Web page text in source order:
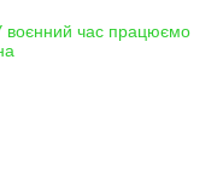
воєнний час працюємо